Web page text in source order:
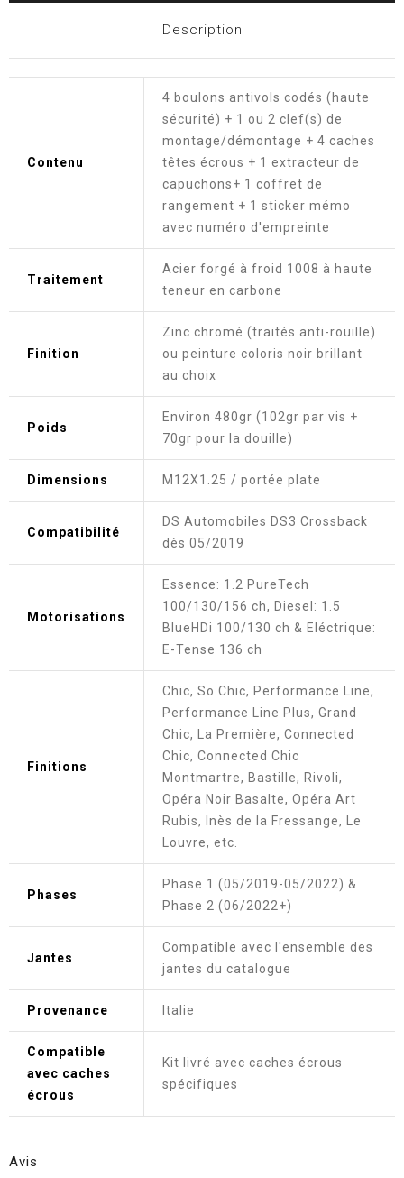
Description
Contenu
4 boulons antivols codés (haute
sécurité) + 1 ou 2 clef(s) de
montage/démontage + 4 caches
têtes écrous + 1 extracteur de
capuchons+ 1 coffret de
rangement + 1 sticker mémo
avec numéro d'empreinte
Traitement
Acier forgé à froid 1008 à haute
teneur en carbone
Finition
Zinc chromé (traités anti-rouille)
ou peinture coloris noir brillant
au choix
Poids
Environ 480gr (102gr par vis +
70gr pour la douille)
Dimensions M12X1.25 / portée plate
Compatibilité
DS Automobiles DS3 Crossback
dès 05/2019
Motorisations
Essence: 1.2 PureTech
100/130/156 ch, Diesel: 1.5
BlueHDi 100/130 ch & Eléctrique:
E-Tense 136 ch
Finitions
Chic, So Chic, Performance Line,
Performance Line Plus, Grand
Chic, La Première, Connected
Chic, Connected Chic
Montmartre, Bastille, Rivoli,
Opéra Noir Basalte, Opéra Art
Rubis, Inès de la Fressange, Le
Louvre, etc.
Phases
Phase 1 (05/2019-05/2022) &
Phase 2 (06/2022+)
Jantes
Compatible avec l'ensemble des
jantes du catalogue
Provenance Italie
Compatible
avec caches
écrous
Kit livré avec caches écrous
spécifiques
Avis